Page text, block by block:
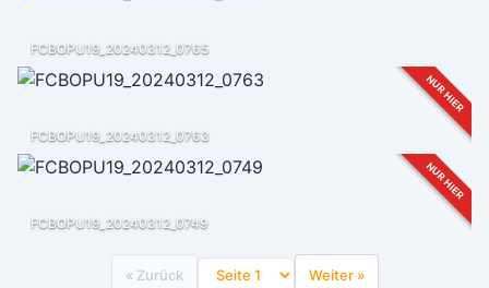
FCBOPU19_20240312_0765
NUR HIER
FCBOPU19_20240312_0763
NUR HIER
FCBOPU19_20240312_0749
« Zurück Weiter »